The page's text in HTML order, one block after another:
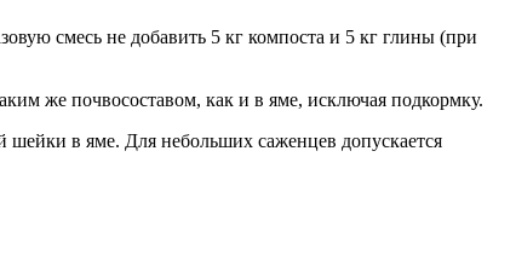
смесь не добавить 5 кг компоста и 5 кг глины (при
же почвосоставом, как и в яме, исключая подкормку.
шейки в яме. Для небольших саженцев допускается